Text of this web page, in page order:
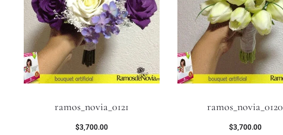
ramos_novia_0121
$3,700.00
ramos_novia_0120
$3,700.00